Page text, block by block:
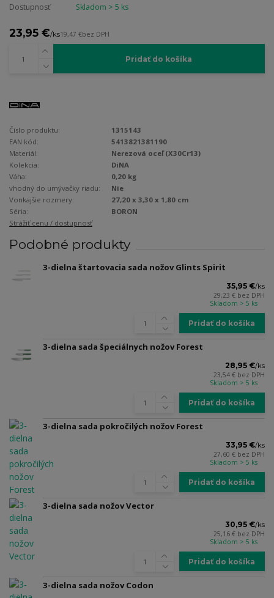
Dostupnosť Skladom > 5 ks
23,95 €/ks19,47 €bez DPH
Pridať do košíka
Číslo produktu:
1315143
EAN kód:
5413821381190
Materiál:
Nerezová oceľ (X30Cr13)
Kolekcia:
DiNA
Váha:
0,20 kg
vhodný do umývačky riadu:
Nie
Vonkajšie rozmery:
27,20 x 3,30 x 1,80 cm
Séria:
BORON
Strážiť cenu / dostupnosť
Podobné produkty
3-dielna štartovacia sada nožov Glints Spirit
35,95 €/ks
29,23 € bez DPH
Skladom > 5 ks
Pridať do košíka
3-dielna sada špeciálnych nožov Forest
28,95 €/ks
23,54 € bez DPH
Skladom > 5 ks
Pridať do košíka
3-dielna sada pokročilých nožov Forest
33,95 €/ks
27,60 € bez DPH
Skladom > 5 ks
Pridať do košíka
3-dielna sada nožov Vector
30,95 €/ks
25,16 € bez DPH
Skladom > 5 ks
Pridať do košíka
3-dielna sada nožov Codon